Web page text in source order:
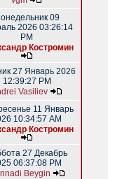
09
2026 03:26:14
PM
Костромин
27 Январь 2026
12:39:27 PM
Vasiliev
11 Январь
10:34:57 AM
Костромин
27 Декабрь
06:37:08 PM
Beygin